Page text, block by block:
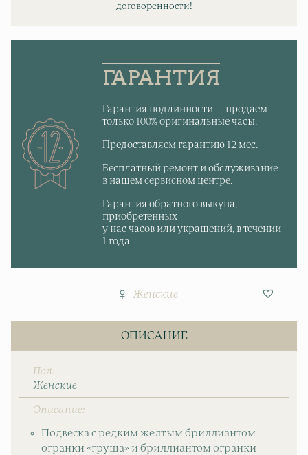
договоренности!
ГАРАНТИЯ
Гарантия подлинности — продаем
только 100% оригинальные часы.
Предоставляем гарантию 12 мес.
Бесплатный ремонт и обслуживание
в нашем сервисном центре.
Гарантия обратного выкупа,
приобретенных
у нас часов или украшений, в течении
1 года.
Женские
ОПИСАНИЕ
Пол
Женские
Описание
Подвеска с редким желтым бриллиантом
огранки «груша» и бриллиантом огранки